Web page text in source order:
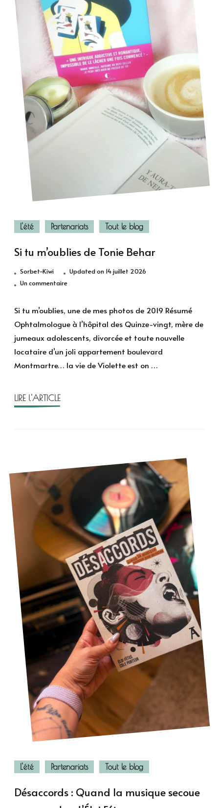
L'été Partenariats Tout le blog
Si tu m’oublies de Tonie Behar
Sorbet-Kiwi Updated on 14 juillet 2026
Un commentairesur
de
Tonie
Behar
Si tu m’oublies, une de mes photos de 2019 Résumé
Ophtalmologue à l’hôpital des Quinze-vingt, mère de
jumeaux adolescents, divorcée et toute nouvelle
locataire d’un joli appartement boulevard
Montmartre… la vie de Violette est on …
LIRE l'ARTICLE
L'été Partenariats Tout le blog
Désaccords : Quand la musique secoue